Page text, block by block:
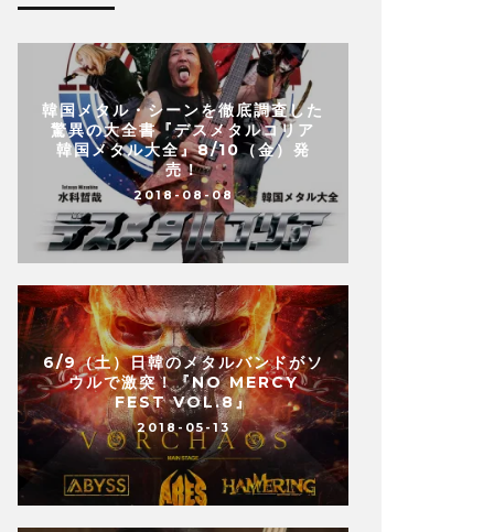
韓国メタル・シーンを徹底調査した
驚異の大全書『デスメタルコリア
韓国メタル大全』8/10（金）発
売！
2018-08-08
6/9（土）日韓のメタルバンドがソ
ウルで激突！『NO MERCY
FEST VOL.8』
2018-05-13